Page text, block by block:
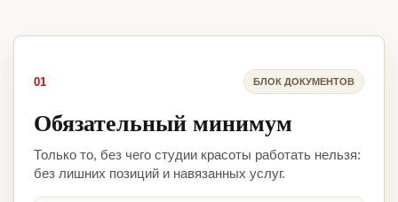
01 БЛОК ДОКУМЕНТОВ
Обязательный минимум
Только то, без чего студии красоты работать нельзя:
без лишних позиций и навязанных услуг.